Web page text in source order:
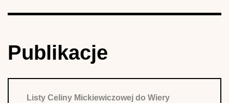
Publikacje
Listy Celiny Mickiewiczowej do Wiery